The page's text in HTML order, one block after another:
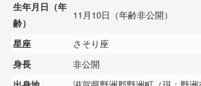
生年月日（年
齢）
11月10日（年齢非公開）
星座 さそり座
身長 非公開